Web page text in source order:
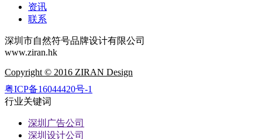
资讯
联系
深圳市自然符号品牌设计有限公司
www.ziran.hk
Copyright © 2016 ZIRAN Design
粤ICP备16044420号-1
行业关键词
深圳广告公司
深圳设计公司